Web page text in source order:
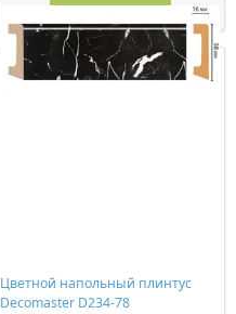
Купить
Цветной напольный плинтус
Decomaster D234-78